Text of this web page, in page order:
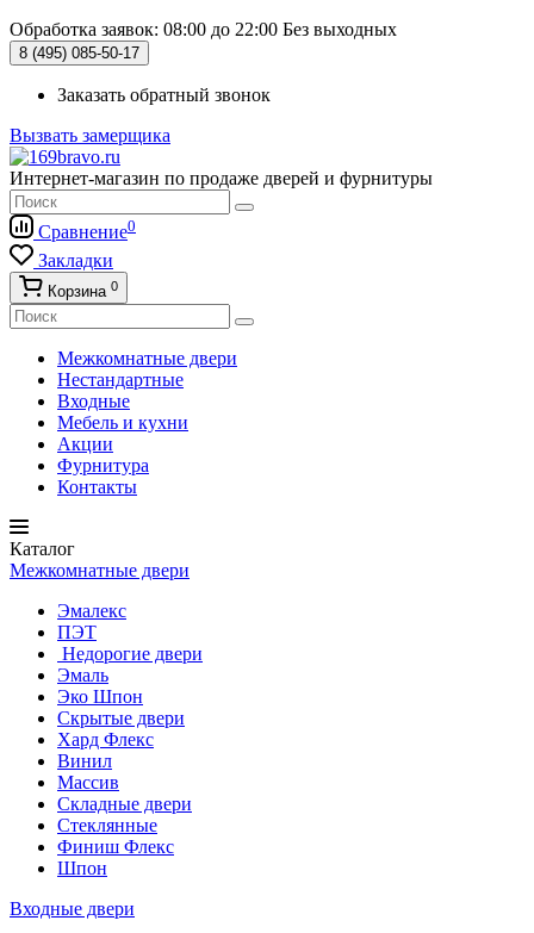
Обработка заявок: 08:00 до 22:00 Без выходных
8 (495) 085-50-17
Заказать обратный звонок
Вызвать замерщика
Интернет-магазин по продаже дверей и фурнитуры
Сравнение0
Закладки
Корзина 0
Межкомнатные двери
Нестандартные
Входные
Мебель и кухни
Акции
Фурнитура
Контакты
Каталог
Межкомнатные двери
Эмалекс
ПЭТ
Недорогие двери
Эмаль
Эко Шпон
Скрытые двери
Хард Флекс
Винил
Массив
Складные двери
Стеклянные
Финиш Флекс
Шпон
Входные двери